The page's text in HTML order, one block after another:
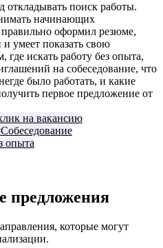
поиск работы.
начинающих
оформил резюме,
умеет показать свою
где искать работу без опыта,
на собеседование, что
было работать, и какие
первое предложение от
на вакансию
опыта
предложения
которые могут